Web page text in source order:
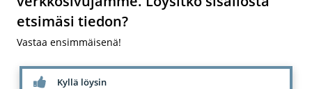
etsimäsi tiedon?
Vastaa ensimmäisenä!
Kyllä löysin